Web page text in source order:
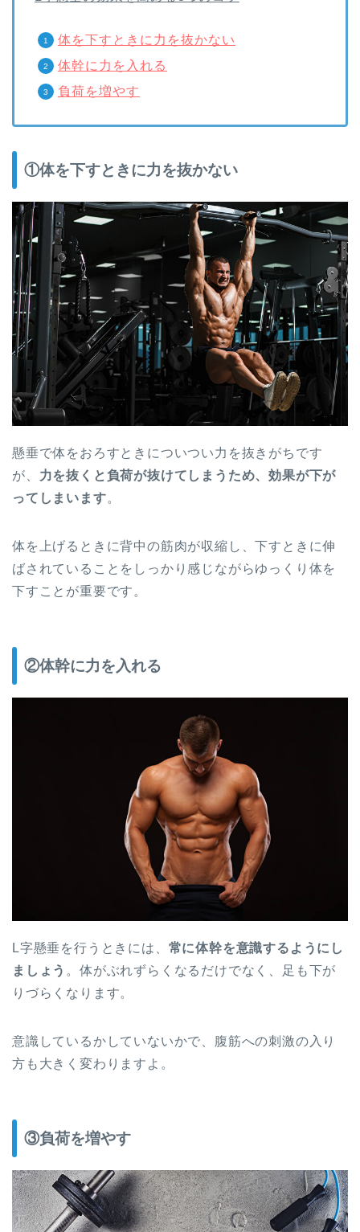
体を下すときに力を抜かない
体幹に力を入れる
負荷を増やす
①体を下すときに力を抜かない
懸垂で体をおろすときについつい力を抜きがちです
が、 力を抜くと負荷が抜けてしまうため、効果が下が
ってしまいます。
体を上げるときに背中の筋肉が収縮し、下すときに伸
ばされていることをしっかり感じながらゆっくり体を
下すことが重要です。
②体幹に力を入れる
L字懸垂を行うときには、 常に体幹を意識するようにし
ましょう 。体がぶれずらくなるだけでなく、足も下が
りづらくなります。
意識しているかしていないかで、腹筋への刺激の入り
方も大きく変わりますよ。
③負荷を増やす